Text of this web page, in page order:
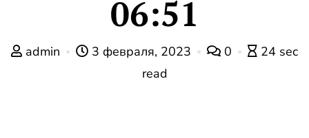
06:51
admin 3 февраля, 2023 0
24 sec
read